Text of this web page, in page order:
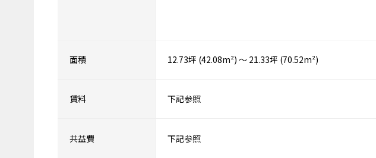
面積 12.73坪 (42.08m²) ～ 21.33坪 (70.52m²)
賃料 下記参照
共益費 下記参照